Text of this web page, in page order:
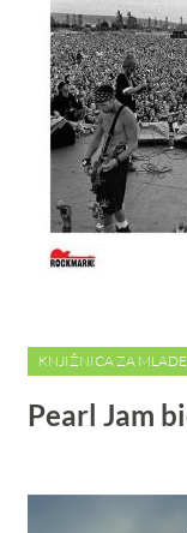
KNJIŽNICA ZA MLADE
Pearl Jam